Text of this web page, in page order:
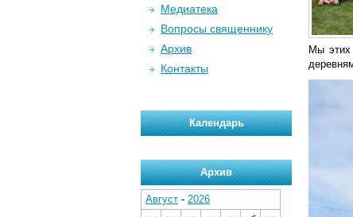
Мы этих
Медиатека
Вопросы священнику
Архив
Контакты
Календарь
Архив
Август - 2026